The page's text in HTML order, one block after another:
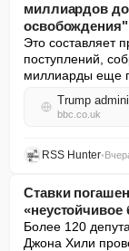
миллиардов
Это составляет
поступлений,
миллиарды еще
bbc.co.uk
RSS Hunter•
Ставки
Более 120
Джона Хили